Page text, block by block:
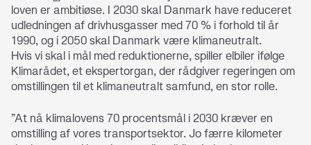
loven er ambitiøse. I 2030 skal Danmark have reduceret
udledningen af drivhusgasser med 70 % i forhold til år
1990, og i 2050 skal Danmark være klimaneutralt.
Hvis vi skal i mål med reduktionerne, spiller elbiler ifølge
Klimarådet, et ekspertorgan, der rådgiver regeringen om
omstillingen til et klimaneutralt samfund, en stor rolle.
”At nå klimalovens 70 procentsmål i 2030 kræver en
omstilling af vores transportsektor. Jo færre kilometer